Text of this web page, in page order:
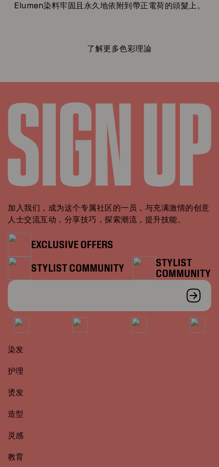
Elumen染料牢固且永久地依附到帶正電荷的頭髮上。
了解更多色彩理論
加入我们，成为这个专属社区的一员，与充满激情的创意
人士交流互动，分享技巧，探索潮流，提升技能。
EXCLUSIVE OFFERS
STYLIST COMMUNITY
STYLIST
COMMUNITY
染发
护理
烫发
造型
灵感
教育